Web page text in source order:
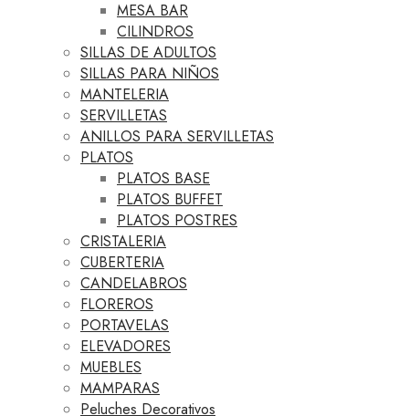
MESA BAR
CILINDROS
SILLAS DE ADULTOS
SILLAS PARA NIÑOS
MANTELERIA
SERVILLETAS
ANILLOS PARA SERVILLETAS
PLATOS
PLATOS BASE
PLATOS BUFFET
PLATOS POSTRES
CRISTALERIA
CUBERTERIA
CANDELABROS
FLOREROS
PORTAVELAS
ELEVADORES
MUEBLES
MAMPARAS
Peluches Decorativos